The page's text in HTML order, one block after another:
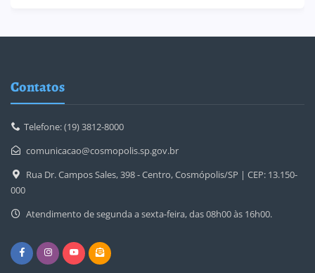
Contatos
Telefone: (19) 3812-8000
comunicacao@cosmopolis.sp.gov.br
Rua Dr. Campos Sales, 398 - Centro, Cosmópolis/SP | CEP: 13.150-
000
Atendimento de segunda a sexta-feira, das 08h00 às 16h00.